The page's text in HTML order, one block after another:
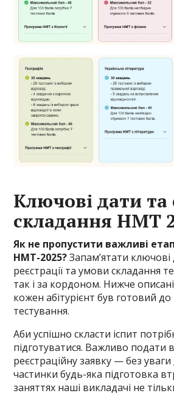
Ключові дати та
складання НМТ
Як не пропустити важливі
НМТ-2025?Запам’ятати
реєстрації та умови складання
так і за кордоном. Нижче
кожен абітурієнт був готовий до
тестування.
Аби успішно скласти іспит
підготуватися. Важливо подати
реєстраційну заявку — без уваги
частинки будь-яка підготовка
заняттях наші викладачі не